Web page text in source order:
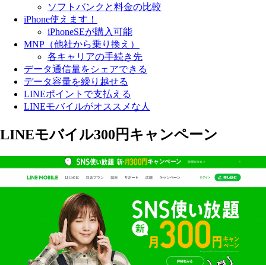
ソフトバンクと料金の比較
iPhone使えます！
iPhoneSEが購入可能
MNP（他社から乗り換え）
各キャリアの手続き先
データ通信量をシェアできる
データ容量を繰り越せる
LINEポイントで支払える
LINEモバイルがオススメな人
LINEモバイル300円キャンペーン